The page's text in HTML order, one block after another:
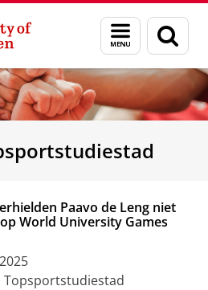
Menu
and
search
page
Paavo de Leng niet
World University Games
Topsportstudiestad